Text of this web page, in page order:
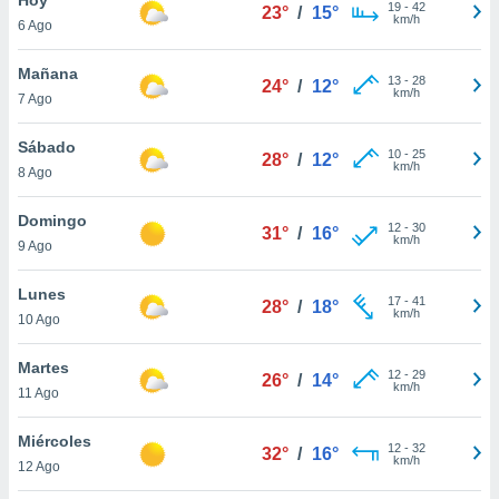
en
más
nuestra
de
cookies
aceptar
6 Ago
23° / 15° 19- 42
km/h
Mañana
7 Ago
24° / 12° 13- 28
km/h
Sábado
8 Ago
28° / 12° 10- 25
km/h
Domingo
9 Ago
31° / 16° 12- 30
km/h
Lunes
10 Ago
28° / 18° 17- 41
km/h
Martes
11 Ago
26° / 14° 12- 29
km/h
Miércoles
12 Ago
32° / 16° 12- 32
km/h